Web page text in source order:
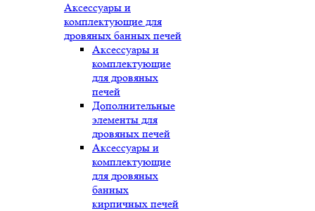
Аксессуары и
комплектующие для
дровяных банных печей
Аксессуары и
комплектующие
для дровяных
печей
Дополнительные
элементы для
дровяных печей
Аксессуары и
комплектующие
для дровяных
банных
кирпичных печей